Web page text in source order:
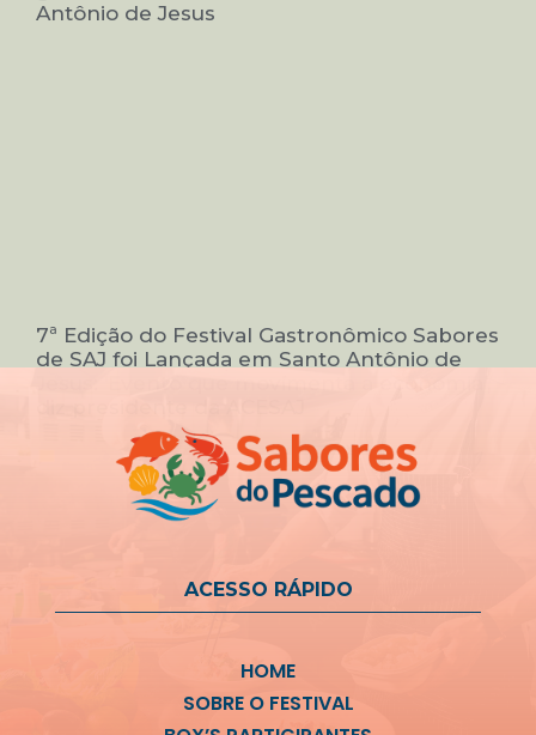
Antônio de Jesus
7ª Edição do Festival Gastronômico Sabores
de SAJ foi Lançada em Santo Antônio de
ACESSO RÁPIDO
HOME
SOBRE O FESTIVAL